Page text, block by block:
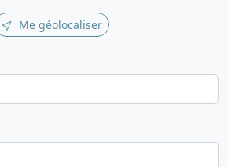
Me géolocaliser